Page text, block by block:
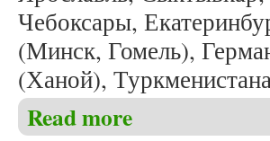
Чебоксары,
(Минск, Гомель),
(Ханой),
Read more